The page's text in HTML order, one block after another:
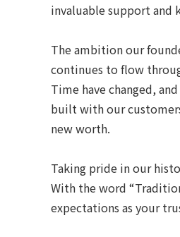
invaluable support and
The ambition our
continues to flow
Time have changed,
built with our
new worth.
Taking pride in our
With the word
expectations as your